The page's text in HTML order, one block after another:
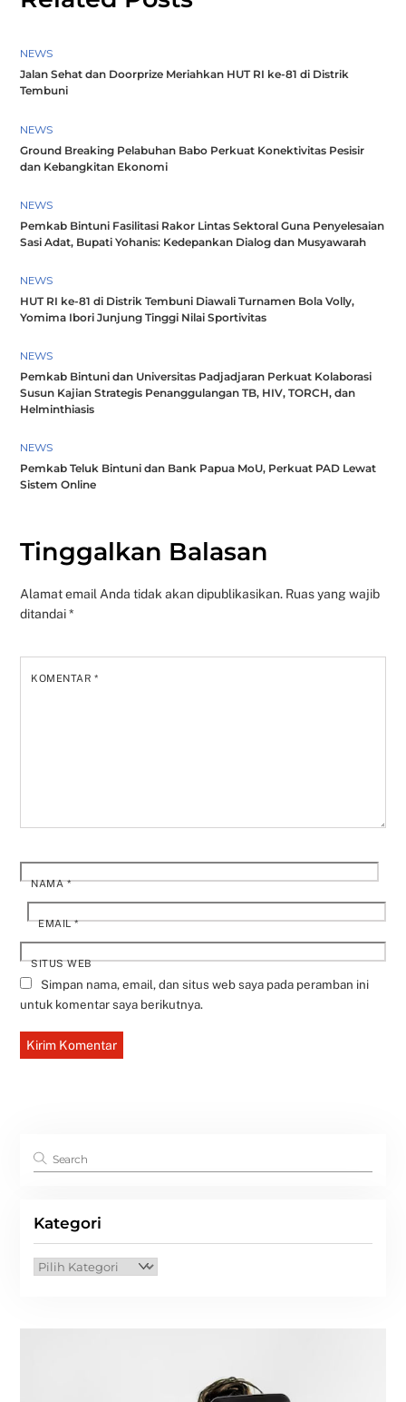
NEWS
Jalan Sehat dan Doorprize Meriahkan HUT RI ke-81 di Distrik
Tembuni
NEWS
Ground Breaking Pelabuhan Babo Perkuat Konektivitas Pesisir
dan Kebangkitan Ekonomi
NEWS
Pemkab Bintuni Fasilitasi Rakor Lintas Sektoral Guna Penyelesaian
Sasi Adat, Bupati Yohanis: Kedepankan Dialog dan Musyawarah
NEWS
HUT RI ke-81 di Distrik Tembuni Diawali Turnamen Bola Volly,
Yomima Ibori Junjung Tinggi Nilai Sportivitas
NEWS
Pemkab Bintuni dan Universitas Padjadjaran Perkuat Kolaborasi
Susun Kajian Strategis Penanggulangan TB, HIV, TORCH, dan
Helminthiasis
NEWS
Pemkab Teluk Bintuni dan Bank Papua MoU, Perkuat PAD Lewat
Sistem Online
Tinggalkan Balasan
Alamat email Anda tidak akan dipublikasikan. Ruas yang wajib
ditandai*
KOMENTAR*
NAMA*
EMAIL*
SITUS WEB
Simpan nama, email, dan situs web saya pada peramban ini
untuk komentar saya berikutnya.
Kategori
Kategori